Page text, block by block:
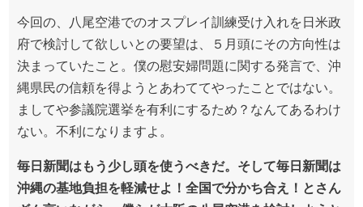
今回の、八尾空港でのオスプレイ訓練受け入れを日米政
府で検討して欲しいとの要望は、５月頭にその方向性は
決まっていたこと。僕の慰安婦問題に関する発言で、沖
縄県民の信頼を得ようとあわててやったことではない。
ましてや参議院選挙を有利にするため？なんてあるわけ
ない。不利になりますよ。
毎日新聞はもう少し頭を使うべきだ。そして毎日新聞は
沖縄の基地負担を軽減せよ！全国で分かち合え！とさん